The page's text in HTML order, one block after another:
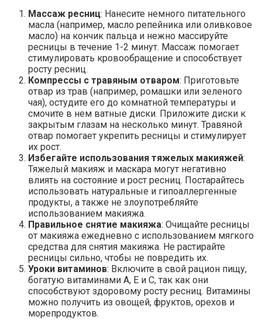
Массаж ресниц: Нанесите немного питательного
масла (например, масло репейника или оливковое
масло) на кончик пальца и нежно массируйте
ресницы в течение 1-2 минут. Массаж помогает
стимулировать кровообращение и способствует
росту ресниц.
Компрессы с травяным отваром: Приготовьте
отвар из трав (например, ромашки или зеленого
чая), остудите его до комнатной температуры и
смочите в нем ватные диски. Приложите диски к
закрытым глазам на несколько минут. Травяной
отвар помогает укрепить ресницы и стимулирует
их рост.
Избегайте использования тяжелых макияжей:
Тяжелый макияж и маскара могут негативно
влиять на состояние и рост ресниц. Постарайтесь
использовать натуральные и гипоаллергенные
продукты, а также не злоупотребляйте
использованием макияжа.
Правильное снятие макияжа: Очищайте ресницы
от макияжа ежедневно с использованием мягкого
средства для снятия макияжа. Не растирайте
ресницы сильно, чтобы не повредить их.
Уроки витаминов: Включите в свой рацион пищу,
богатую витаминами A, E и C, так как они
способствуют здоровому росту ресниц. Витамины
можно получить из овощей, фруктов, орехов и
морепродуктов.